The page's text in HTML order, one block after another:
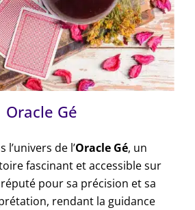
Oracle Gé
l’univers de l’Oracle Gé, un
fascinant et accessible sur
pour sa précision et sa
rendant la guidance